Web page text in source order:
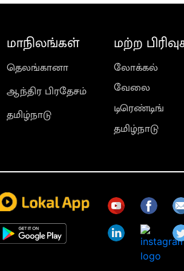
மாநிலங்கள்
தெலங்கானா
ஆந்திர பிரதேசம்
தமிழ்நாடு
மற்ற
லோக்கல்
வேலை
டிரெண்டிங்
தமிழ்நாடு